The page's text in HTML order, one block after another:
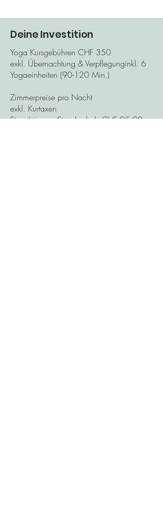
Deine Investition
Yoga Kursgebühren CHF 350
exkl. Übernachtung & Verpflegunginkl. 6
Yogaeinheiten (90-120 Min.)
Zimmerpreise pro Nacht
exkl. Kurtaxen
Einzelzimmer Standard ab CHF 95.00